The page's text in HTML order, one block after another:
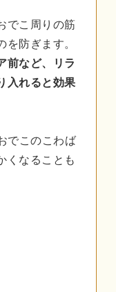
でこ周りの筋
防ぎます。
前など、リラ
入れると効果
でこのこわば
くなることも